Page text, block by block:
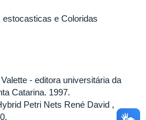
e Coloridas
- editora universitária da
Catarina. 1997.
Petri Nets René David ,